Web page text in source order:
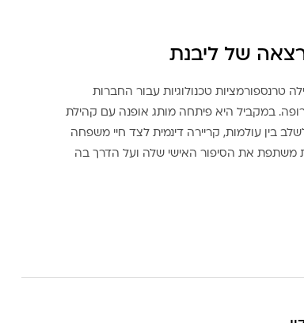
של ליבנת
טרנספורמציות טכנולוגיות עבור החברות
במקביל היא פיתחה מותג אופנה עם קהילת
בין עולמות, קריירה דינמית לצד חיי משפחה
משתפת את הסיפור האישי שלה ועל הדרך בה